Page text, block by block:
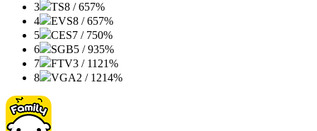
3
TS8 / 657%
4
EVS8 / 657%
5
CES7 / 750%
6
SGB5 / 935%
7
FTV3 / 11 21%
8
VGA2 / 1214%